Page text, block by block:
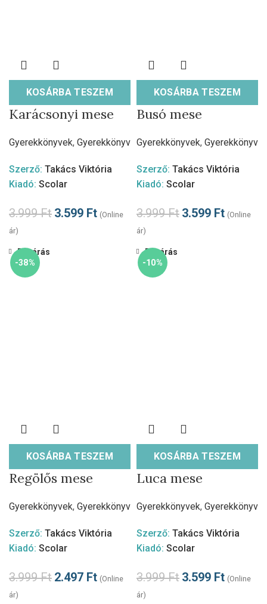
KOSÁRBA TESZEM
Karácsonyi mese
Gyerekkönyvek, Gyerekkönyv
Szerző: Takács Viktória
Kiadó: Scolar
3.999Ft 3.599 Ft (Online
ár)
KOSÁRBA TESZEM
Busó mese
Gyerekkönyvek, Gyerekkönyv
Szerző: Takács Viktória
Kiadó: Scolar
3.999Ft 3.599 Ft (Online
ár)
-38%
KOSÁRBA TESZEM
Bezárás
Regölős mese
Gyerekkönyvek, Gyerekkönyv
Szerző: Takács Viktória
Kiadó: Scolar
3.999Ft 2.497 Ft (Online
ár)
-10%
KOSÁRBA TESZEM
Bezárás
Luca mese
Gyerekkönyvek, Gyerekkönyv
Szerző: Takács Viktória
Kiadó: Scolar
3.999Ft 3.599 Ft (Online
ár)